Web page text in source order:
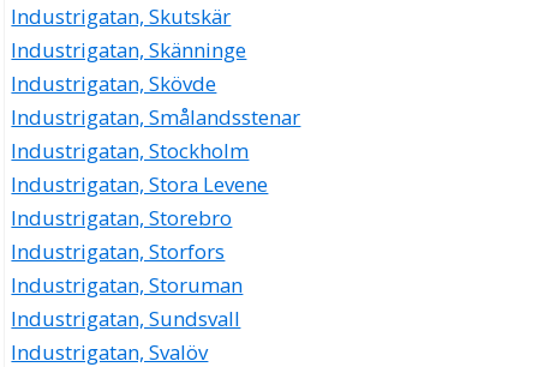
Industrigatan, Skutskär
Industrigatan, Skänninge
Industrigatan, Skövde
Industrigatan, Smålandsstenar
Industrigatan, Stockholm
Industrigatan, Stora Levene
Industrigatan, Storebro
Industrigatan, Storfors
Industrigatan, Storuman
Industrigatan, Sundsvall
Industrigatan, Svalöv